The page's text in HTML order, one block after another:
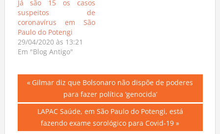
Já são 15 os casos
suspeitos de
coronavírus em São
Paulo do Potengi
29/04/2020 às 13:21
Em "Blog Antigo"
Navegação
de
Post
Previous
Gilmar diz que Bolsonaro não dispõe de poderes
para fazer política ‘genocida’
Next
Post:
LAPAC Saúde, em São Paulo do Potengi, está
fazendo exame sorológico para Covid-19